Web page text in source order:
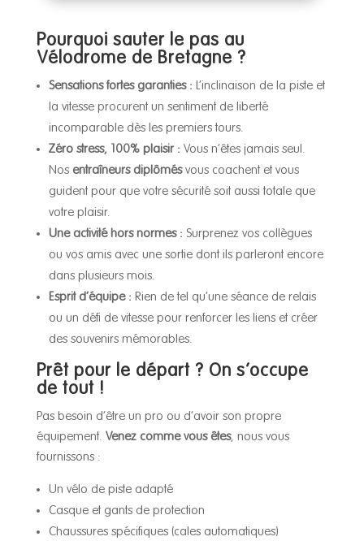
Pourquoi sauter le pas au
Vélodrome de Bretagne ?
Sensations fortes garanties : L’inclinaison de la piste et
la vitesse procurent un sentiment de liberté
incomparable dès les premiers tours.
Zéro stress, 100% plaisir : Vous n’êtes jamais seul.
Nos entraîneurs diplômésvous coachent et vous
guident pour que votre sécurité soit aussi totale que
votre plaisir.
Une activité hors normes : Surprenez vos collègues
ou vos amis avec une sortie dont ils parleront encore
dans plusieurs mois.
Esprit d’équipe : Rien de tel qu’une séance de relais
ou un défi de vitesse pour renforcer les liens et créer
des souvenirs mémorables.
Prêt pour le départ ? On s’occupe
de tout !
Pas besoin d’être un pro ou d’avoir son propre
équipement. Venez comme vous êtes, nous vous
fournissons :
Un vélo de piste adapté
Casque et gants de protection
Chaussures spécifiques (cales automatiques)